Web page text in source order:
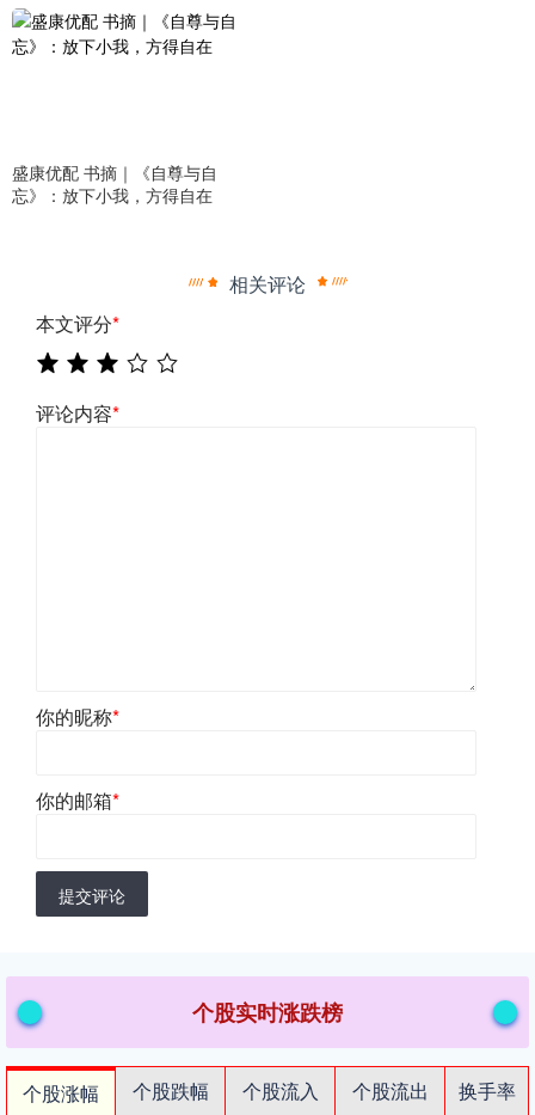
盛康优配 书摘｜《自尊与自
忘》：放下小我，方得自在
相关评论
本文评分*
评论内容*
你的昵称*
你的邮箱*
提交评论
个股实时涨跌榜
个股涨幅 个股跌幅 个股流入 个股流出
换手率